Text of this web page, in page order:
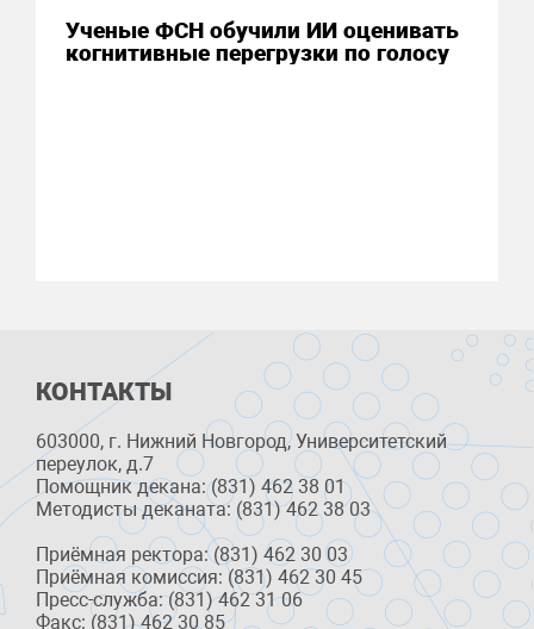
Ученые ФСН обучили ИИ оценивать
когнитивные перегрузки по голосу
КОНТАКТЫ
603000, г. Нижний Новгород, Университетский
переулок, д.7
Помощник декана: (831) 462 38 01
Методисты деканата: (831) 462 38 03
Приёмная ректора: (831) 462 30 03
Приёмная комиссия: (831) 462 30 45
Пресс-служба: (831) 462 31 06
Факс: (831) 462 30 85